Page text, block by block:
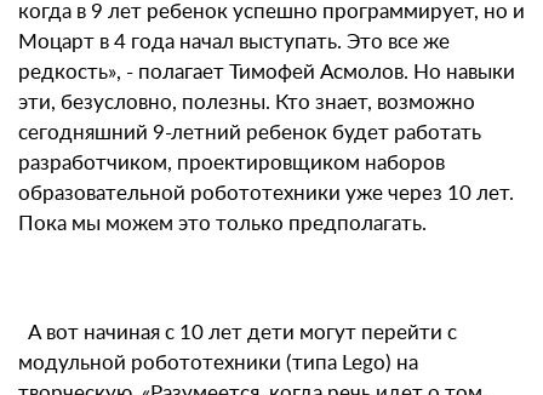
когда в 9 лет ребенок успешно программирует, но и
Моцарт в 4 года начал выступать. Это все же
редкость», - полагает Тимофей Асмолов. Но навыки
эти, безусловно, полезны. Кто знает, возможно
сегодняшний 9-летний ребенок будет работать
разработчиком, проектировщиком наборов
образовательной робототехники уже через 10 лет.
Пока мы можем это только предполагать.
А вот начиная с 10 лет дети могут перейти с
модульной робототехники (типа Lego) на